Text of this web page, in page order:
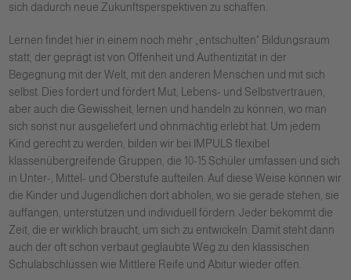
sich dadurch neue Zukunftsperspektiven zu schaffen.
Lernen findet hier in einem noch mehr „entschulten" Bildungsraum
statt, der geprägt ist von Offenheit und Authentizität in der
Begegnung mit der Welt, mit den anderen Menschen und mit sich
selbst. Dies fordert und fördert Mut, Lebens- und Selbstvertrauen,
aber auch die Gewissheit, lernen und handeln zu können, wo man
sich sonst nur ausgeliefert und ohnmächtig erlebt hat. Um jedem
Kind gerecht zu werden, bilden wir bei IMPULS flexibel
klassenübergreifende Gruppen, die 10-15 Schüler umfassen und sich
in Unter-, Mittel- und Oberstufe aufteilen. Auf diese Weise können wir
die Kinder und Jugendlichen dort abholen, wo sie gerade stehen, sie
auffangen, unterstützen und individuell fördern. Jeder bekommt die
Zeit, die er wirklich braucht, um sich zu entwickeln. Damit steht dann
auch der oft schon verbaut geglaubte Weg zu den klassischen
Schulabschlüssen wie Mittlere Reife und Abitur wieder offen.